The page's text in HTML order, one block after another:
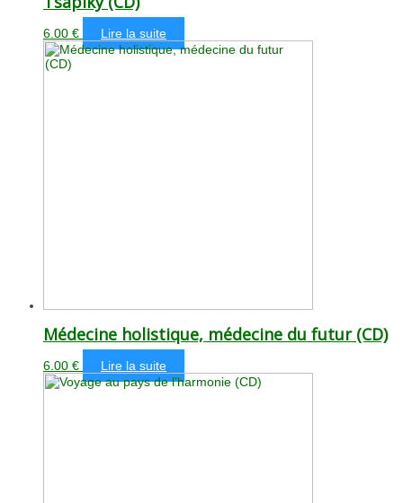
6.00 € Lire la suite
Médecine holistique, médecine du futur (CD)
6.00 € Lire la suite